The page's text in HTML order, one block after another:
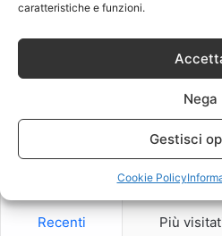
caratteristiche e funzioni.
Nega
Gestisci
Cookie Policy
Sito web
Questo sito utilizza Akismet per
vengono elaborati i dati derivati dai
Recenti Più